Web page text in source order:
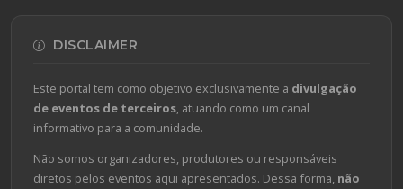
DISCLAIMER
Este portal tem como objetivo exclusivamente a divulgação
de eventos de terceiros, atuando como um canal
informativo para a comunidade.
Não somos organizadores, produtores ou responsáveis
diretos pelos eventos aqui apresentados. Dessa forma, não